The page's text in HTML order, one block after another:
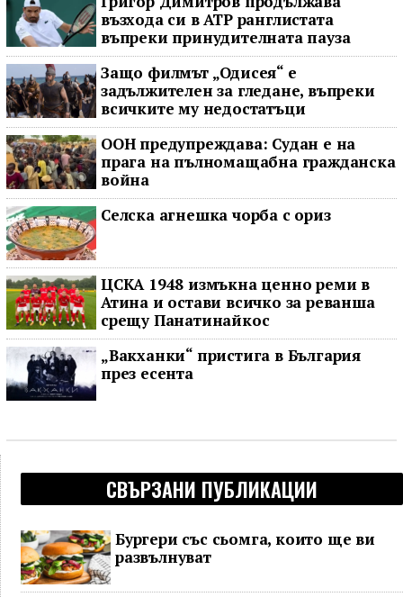
възхода си в ATP ранглистата
въпреки принудителната пауза
Защо филмът „Одисея“ е
задължителен за гледане, въпреки
всичките му недостатъци
ООН предупреждава: Судан е на
прага на пълномащабна гражданска
война
Селска агнешка чорба с ориз
ЦСКА 1948 измъкна ценно реми в
Атина и остави всичко за реванша
срещу Панатинайкос
„Вакханки“ пристига в България
през есента
СВЪРЗАНИ ПУБЛИКАЦИИ
Бургери със сьомга, които ще ви
развълнуват